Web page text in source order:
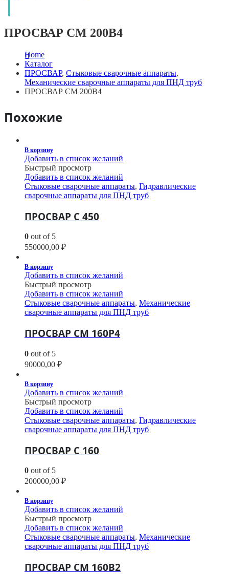
ПРОСВАР СМ 200В4
Home
Каталог
ПРОСВАР, Стыковые сварочные аппараты,
Механические сварочные аппараты для ПНД труб
ПРОСВАР СМ 200В4
Похожие
В корзину
Добавить в список желаний
Быстрый просмотр
Добавить в список желаний
Стыковые сварочные аппараты, Гидравлические
сварочные аппараты для ПНД труб
ПРОСВАР С 450
0 out of 5
550000,00 ₽
В корзину
Добавить в список желаний
Быстрый просмотр
Добавить в список желаний
Стыковые сварочные аппараты, Механические
сварочные аппараты для ПНД труб
ПРОСВАР СМ 160Р4
0 out of 5
90000,00 ₽
В корзину
Добавить в список желаний
Быстрый просмотр
Добавить в список желаний
Стыковые сварочные аппараты, Гидравлические
сварочные аппараты для ПНД труб
ПРОСВАР С 160
0 out of 5
200000,00 ₽
В корзину
Добавить в список желаний
Быстрый просмотр
Добавить в список желаний
Стыковые сварочные аппараты, Механические
сварочные аппараты для ПНД труб
ПРОСВАР СМ 160В2